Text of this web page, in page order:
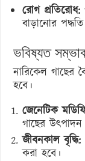
রোগ প্রতিরোধ:
বাড়ানোর
ভবিষ্যত
নারিকেল গাছের
হবে।
জেনেটিক
গাছের উৎপাদন
জীবনকাল বৃদ্ধি:
করা হবে।